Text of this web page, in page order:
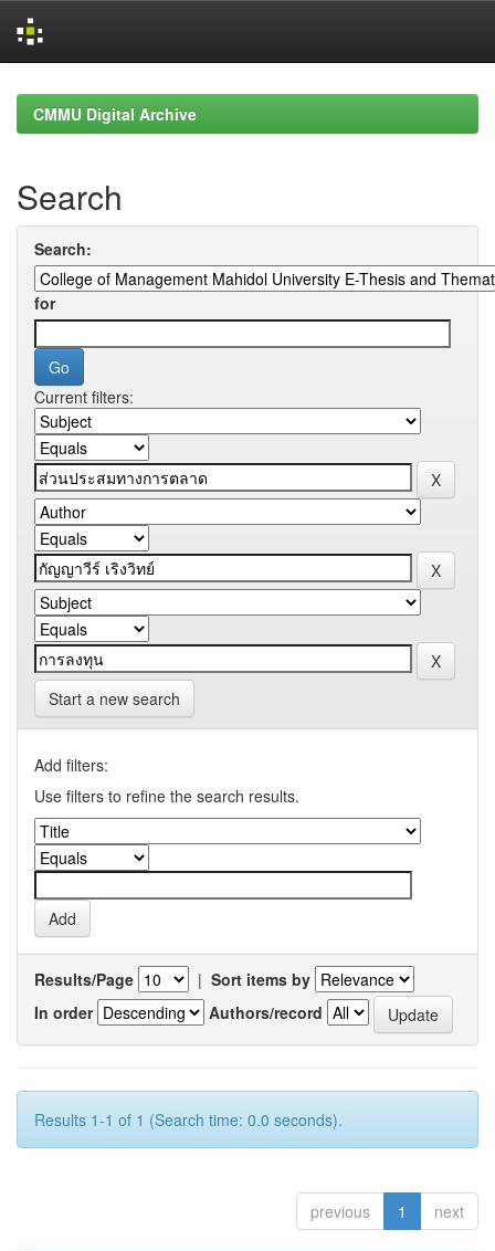
navigationCMMU Digital Archive
Search
Search:
for
Current filters:
Start a new search
Add filters:
Use filters to refine the search results.
Results/Page | Sort items by
In order
Authors/record
Results 1-1 of 1 (Search time: 0.0 seconds).
previous 1 next